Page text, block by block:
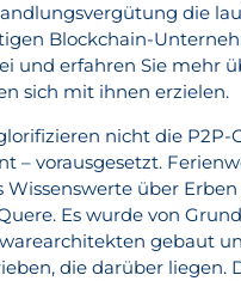
die
Blockchain-
und erfahren Sie mehr
sich mit ihnen erzielen.
nicht die
– vorausgesetzt.
Wissenswerte über
Es wurde von
gebaut
die darüber liegen.